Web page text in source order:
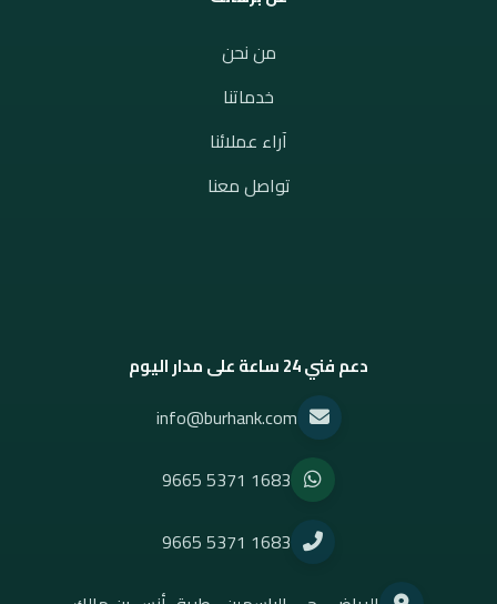
من نحن
خدماتنا
آراء عملائنا
تواصل معنا
دعم فني 24 ساعة على مدار اليوم
info@burhank.com
9665 5371 1683
9665 5371 1683